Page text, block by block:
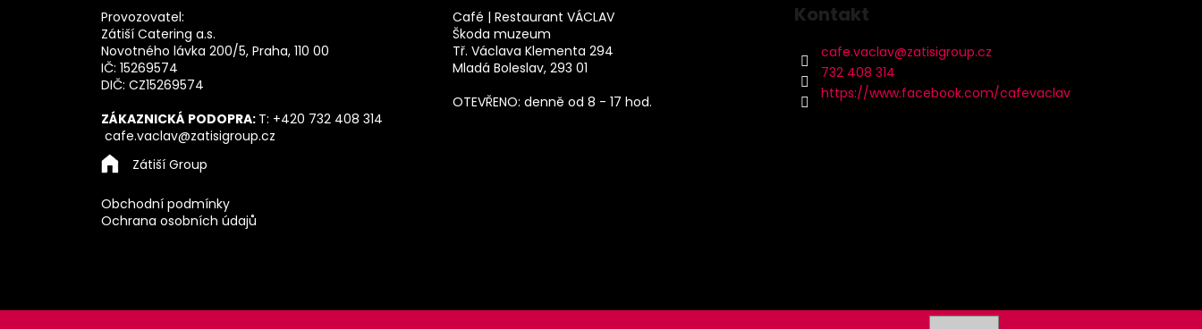
Provozovatel:
Zátiší Catering a.s.
Novotného lávka 200/5, Praha, 110 00
IČ: 15269574
DIČ: CZ15269574
ZÁKAZNICKÁ PODOPRA: T: +420 732 408 314
cafe.vaclav@zatisigroup.cz
Zátiší Group
Obchodní podmínky
Ochrana osobních údajů
Café | Restaurant VÁCLAV
Škoda muzeum
Tř. Václava Klementa 294
Mladá Boleslav, 293 01
OTEVŘENO: denně od 8 - 17 hod.
Kontakt
cafe.vaclav@zatisigroup.cz
732 408 314
https://www.facebook.com/cafevaclav